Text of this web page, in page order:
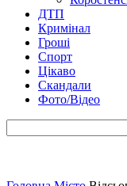
ДТП
Кримінал
Гроші
Спорт
Цікаво
Скандали
Фото/Відео